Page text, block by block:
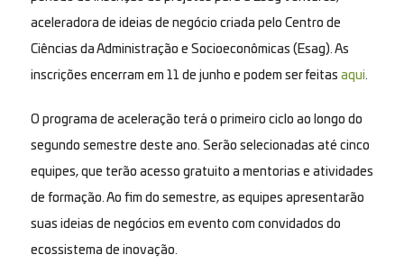
aceleradora de ideias de negócio criada pelo Centro de
Ciências da Administração e Socioeconômicas (Esag). As
inscrições encerram em 11 de junho e podem ser feitas aqui.
O programa de aceleração terá o primeiro ciclo ao longo do
segundo semestre deste ano. Serão selecionadas até cinco
equipes, que terão acesso gratuito a mentorias e atividades
de formação. Ao fim do semestre, as equipes apresentarão
suas ideias de negócios em evento com convidados do
ecossistema de inovação.